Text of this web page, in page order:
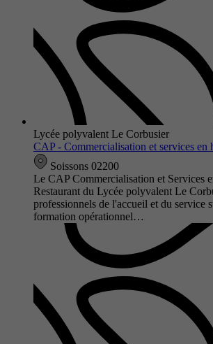
Lycée polyvalent Le Corbusier
CAP - Commercialisation et services en
Soissons 02200
Le CAP Commercialisation et Services
Restaurant du Lycée polyvalent Le
professionnels de l'accueil et du service
formation opérationnel…